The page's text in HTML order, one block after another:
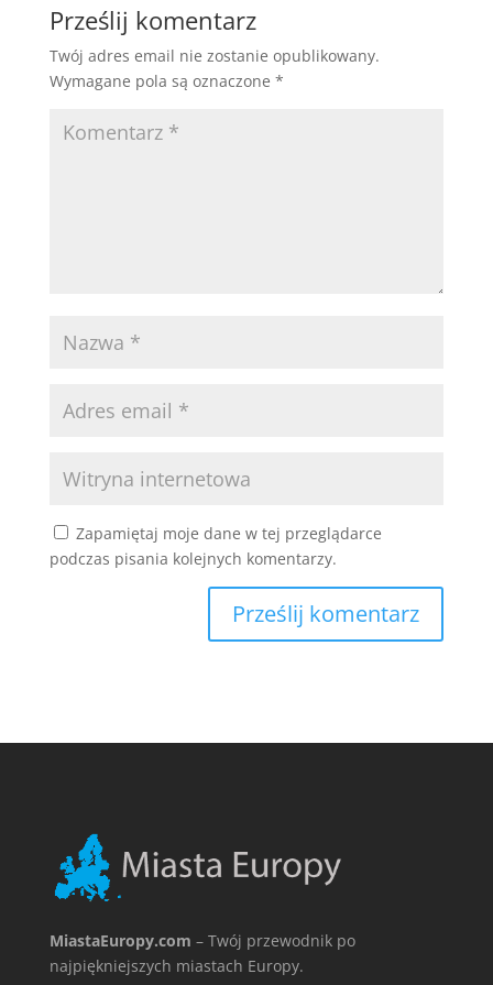
Prześlij komentarz
Twój adres email nie zostanie opublikowany.
Wymagane pola są oznaczone *
Zapamiętaj moje dane w tej przeglądarce
podczas pisania kolejnych komentarzy.
MiastaEuropy.com – Twój przewodnik po
najpiękniejszych miastach Europy.